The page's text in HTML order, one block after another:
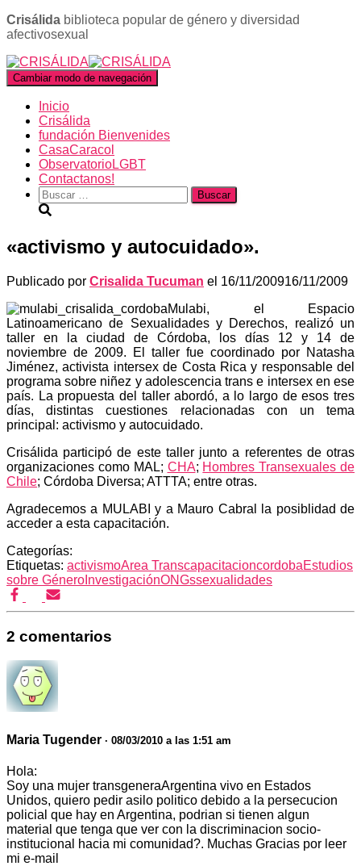
Crisálida biblioteca popular de género y diversidad
afectivosexual
Cambiar modo de navegación
Inicio
Crisálida
fundación Bienvenides
CasaCaracol
ObservatorioLGBT
Contactanos!
Buscar:
«activismo y autocuidado».
Publicado por Crisalida Tucuman el 16/11/200916/11/2009
Mulabi, el Espacio
Latinoamericano de Sexualidades y Derechos, realizó un
taller en la ciudad de Córdoba, los días 12 y 14 de
noviembre de 2009. El taller fue coordinado por Natasha
Jiménez, activista intersex de Costa Rica y responsable del
programa sobre niñez y adolescencia trans e intersex en ese
país. La propuesta del taller abordó, a lo largo de esos tres
días, distintas cuestiones relacionadas con un tema
principal: activismo y autocuidado.
Crisálida participó de este taller junto a referentes de otras
organizaciones como MAL; CHA; Hombres Transexuales de
Chile; Córdoba Diversa; ATTTA; entre otras.
Agradecemos a MULABI y a Mauro Cabral la posiblidad de
acceder a esta capacitación.
Categorías:
Etiquetas: activismoArea TranscapacitacioncordobaEstudios
sobre Género InvestigaciónONGssexualidades
2 comentarios
Maria Tugender · 08/03/2010 a las 1:51 am
Hola:
Soy una mujer transgeneraArgentina vivo en Estados
Unidos, quiero pedir asilo politico debido a la persecucion
policial que hay en Argentina, podrian si tienen algun
material que tenga que ver con la discriminacion socio-
institucional hacia mi comunidad?. Muchas Gracias por leer
mi e-mail